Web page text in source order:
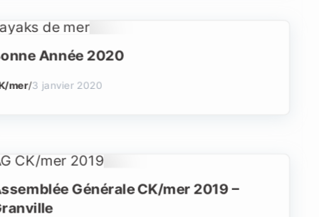
Année 2020
mer/3 janvier 2020
Générale CK/mer 2019 –